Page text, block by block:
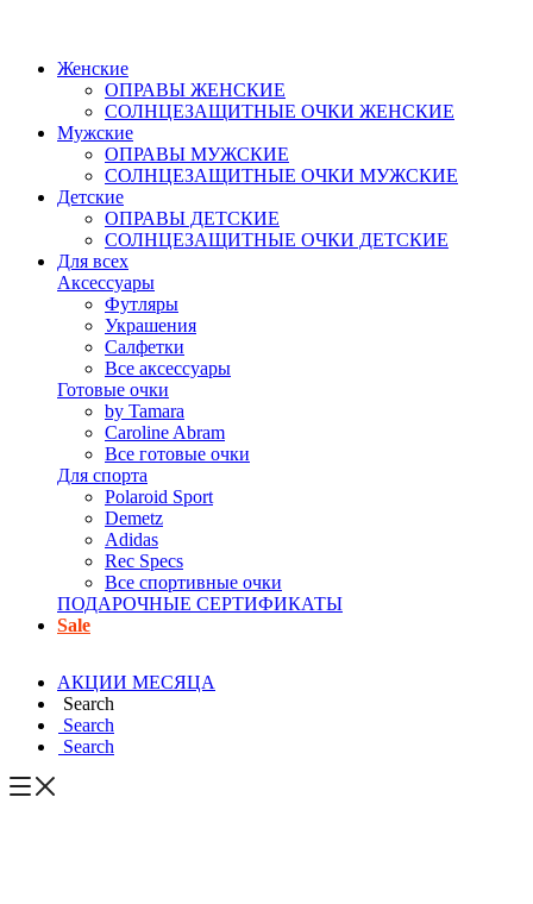
Женские
ОПРАВЫ ЖЕНСКИЕ
СОЛНЦЕЗАЩИТНЫЕ ОЧКИ ЖЕНСКИЕ
Мужские
ОПРАВЫ МУЖСКИЕ
СОЛНЦЕЗАЩИТНЫЕ ОЧКИ МУЖСКИЕ
Детские
ОПРАВЫ ДЕТСКИЕ
СОЛНЦЕЗАЩИТНЫЕ ОЧКИ ДЕТСКИЕ
Для всех
Аксессуары
Футляры
Украшения
Салфетки
Все аксессуары
Готовые очки
by Tamara
Caroline Abram
Все готовые очки
Для спорта
Polaroid Sport
Demetz
Adidas
Rec Specs
Все спортивные очки
ПОДАРОЧНЫЕ СЕРТИФИКАТЫ
Sale
АКЦИИ МЕСЯЦА
Search
Search
Search